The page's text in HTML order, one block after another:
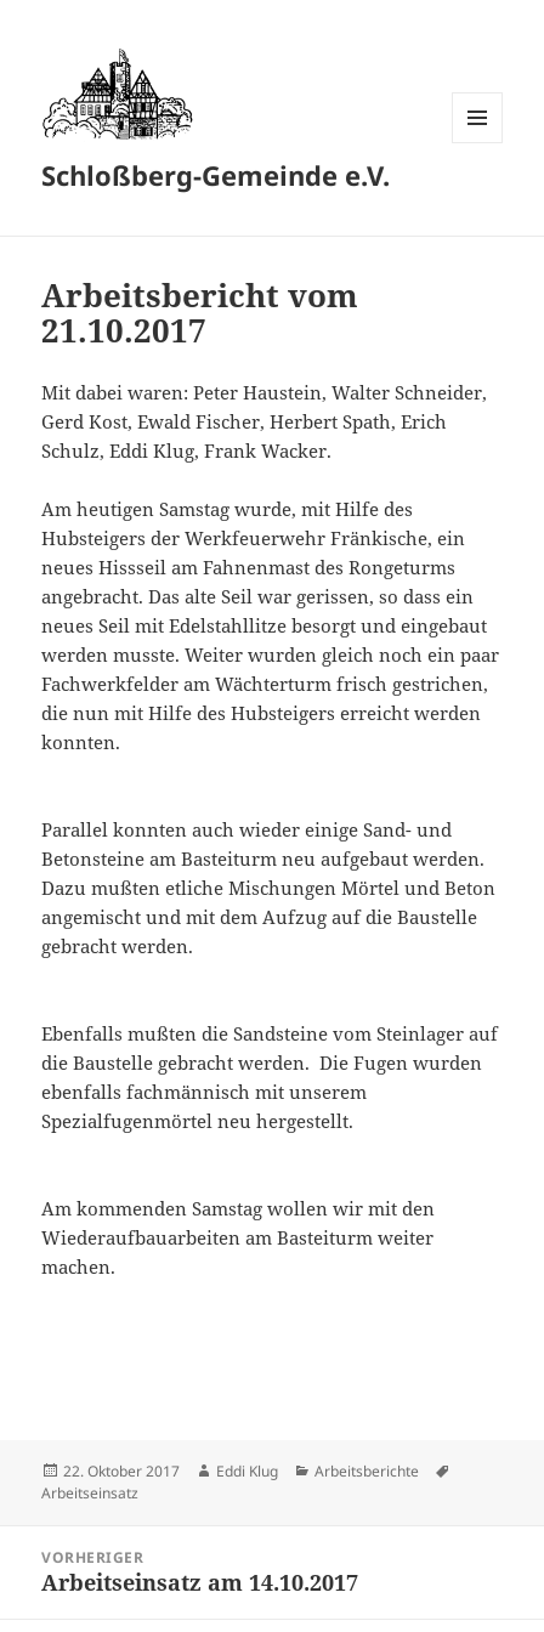
Schloßberg-Gemeinde e.V.
Arbeitsbericht vom
21.10.2017
Mit dabei waren: Peter Haustein, Walter Schneider,
Gerd Kost, Ewald Fischer, Herbert Spath, Erich
Schulz, Eddi Klug, Frank Wacker.
Am heutigen Samstag wurde, mit Hilfe des
Hubsteigers der Werkfeuerwehr Fränkische, ein
neues Hissseil am Fahnenmast des Rongeturms
angebracht. Das alte Seil war gerissen, so dass ein
neues Seil mit Edelstahllitze besorgt und eingebaut
werden musste. Weiter wurden gleich noch ein paar
Fachwerkfelder am Wächterturm frisch gestrichen,
die nun mit Hilfe des Hubsteigers erreicht werden
konnten.
Parallel konnten auch wieder einige Sand- und
Betonsteine am Basteiturm neu aufgebaut werden.
Dazu mußten etliche Mischungen Mörtel und Beton
angemischt und mit dem Aufzug auf die Baustelle
gebracht werden.
Ebenfalls mußten die Sandsteine vom Steinlager auf
die Baustelle gebracht werden. Die Fugen wurden
ebenfalls fachmännisch mit unserem
Spezialfugenmörtel neu hergestellt.
Am kommenden Samstag wollen wir mit den
Wiederaufbauarbeiten am Basteiturm weiter
machen.
Veröffentlicht
am
22. Oktober 2017 Autor
Eddi Klug Kategorien
Arbeitsberichte
Arbeitseinsatz
VORHERIGER
Vorheriger
Arbeitseinsatz am 14.10.2017